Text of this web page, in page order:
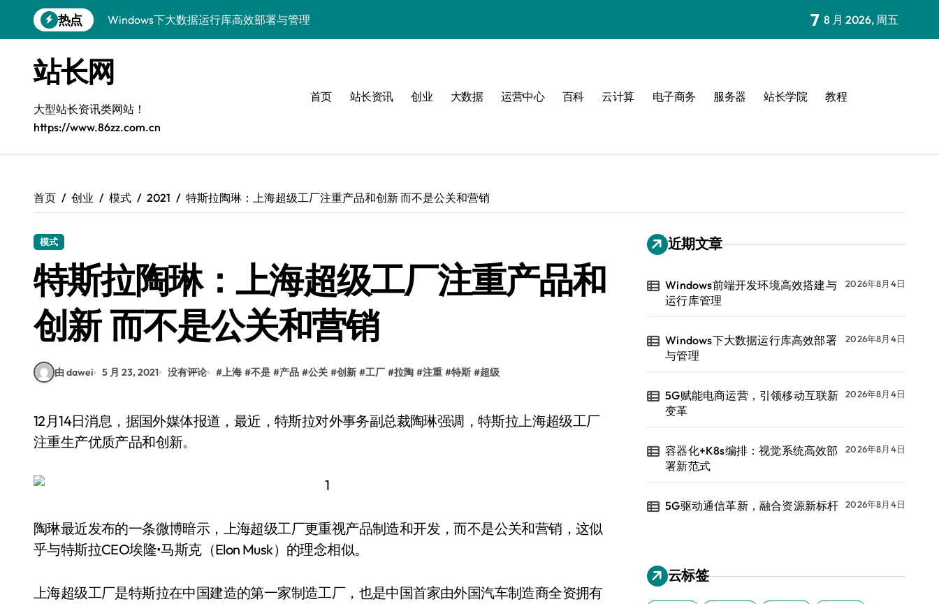
到
热点
Windows下大数据运行库高效部署与管理
容器化+K8s编排：视觉系统高效部署新范式
5G驱动通信革新，融合资源新标杆
5G引领新时代，中国科技领跑全球
容器化多媒体服务架构优化实践
容器化部署与编排优化：构建高效科技架构
Windows前端开发环境高效搭建与运行库管理
7 8 月 2026, 周五
站长网
大型站长资讯类网站！
https://www.86zz.com.cn
首页 站长资讯 创业 大数据 运营中心 百科 云计算 电子商务 服务器 站长学院 教程
首页 创业 模式 2021 特斯拉陶琳：上海超级工厂注重产品和创新 而不是公关和营销
模式
特斯拉陶琳：上海超级工厂注重产品和
创新 而不是公关和营销
由 dawei 5 月 23, 2021 没有评论 # 上海 #不是 #产品 #公关 #创新 #工厂 #拉陶 #注重 #特斯 #超级
12月14日消息，据国外媒体报道，最近，特斯拉对外事务副总裁陶琳强调，特斯拉上海超级工厂
注重生产优质产品和创新。
陶琳最近发布的一条微博暗示，上海超级工厂更重视产品制造和开发，而不是公关和营销，这似
乎与特斯拉CEO埃隆•马斯克（Elon Musk）的理念相似。
上海超级工厂是特斯拉在中国建造的第一家制造工厂，也是中国首家由外国汽车制造商全资拥有
近期文章
Windows前端开发环境高效搭建与
运行库管理
2026年8月4日
Windows下大数据运行库高效部署
与管理
2026年8月4日
5G赋能电商运营，引领移动互联新
变革
2026年8月4日
容器化+K8s编排：视觉系统高效部
署新范式
2026年8月4日
5G驱动通信革新，融合资源新标杆 2026年8月4日
云标签